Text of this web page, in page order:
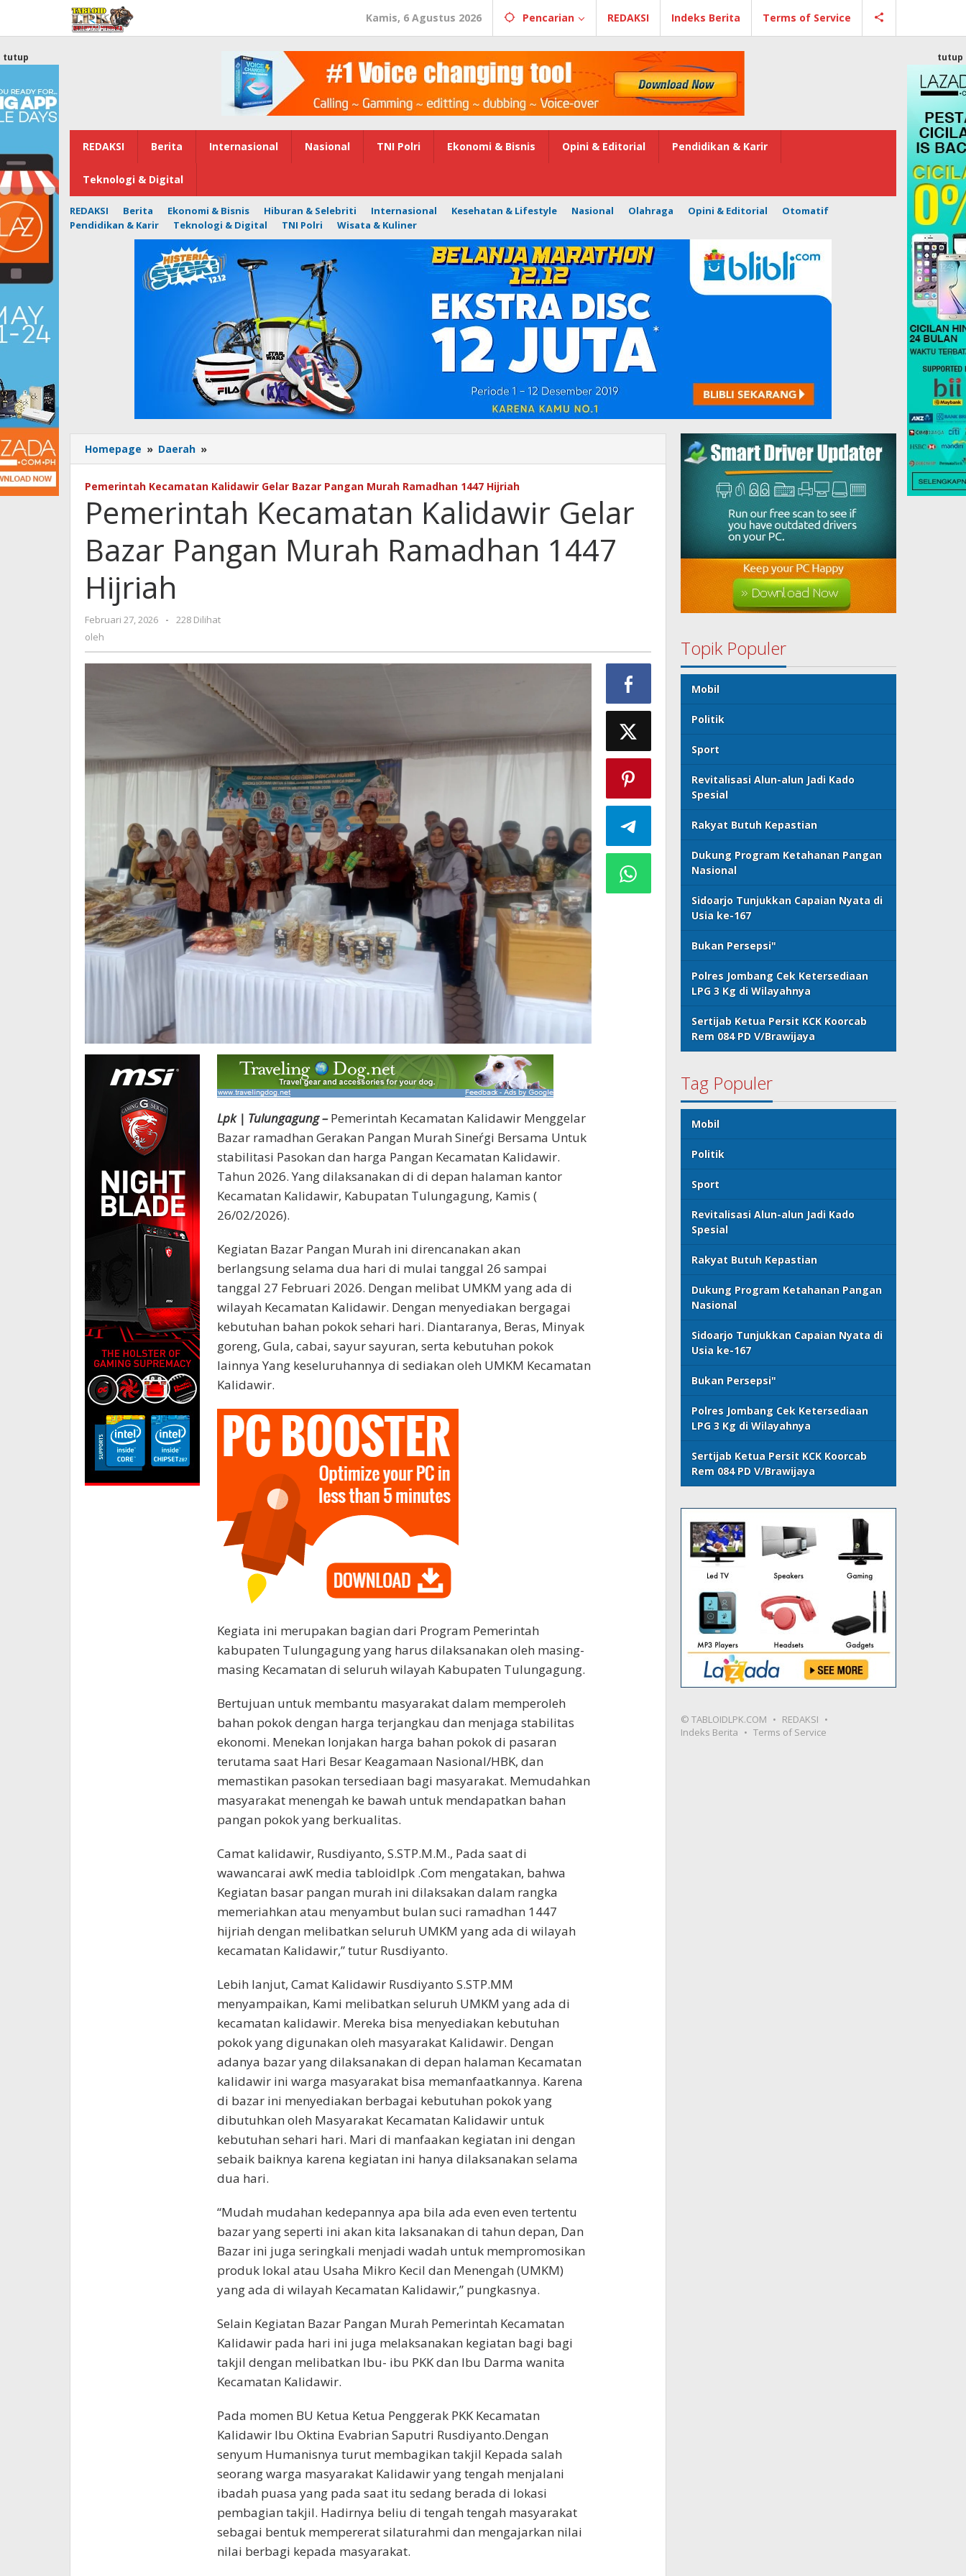
konten
Kamis, 6 Agustus 2026 Pencarian REDAKSI Indeks Berita Terms of Service
REDAKSI Berita Internasional Nasional TNI Polri Ekonomi & Bisnis Opini & Editorial Pendidikan & Karir
Teknologi & Digital
REDAKSI Berita Ekonomi & Bisnis Hiburan & Selebriti Internasional Kesehatan & Lifestyle Nasional Olahraga Opini & Editorial
Otomatif
Pendidikan & Karir
Teknologi & Digital TNI Polri Wisata & Kuliner
tutup tutup
Homepage » Daerah »
Kecamatan
Kalidawir
Gelar
Bazar
Pangan
Ramadhan
1447
Pemerintah Kecamatan Kalidawir Gelar Bazar Pangan Murah Ramadhan 1447 Hijriah
Pemerintah Kecamatan Kalidawir Gelar
Bazar Pangan Murah Ramadhan 1447
Hijriah
Februari 27, 2026 oleh
-
228 Dilihat
oleh
Lpk | Tulungagung – Pemerintah Kecamatan Kalidawir Menggelar
Bazar ramadhan Gerakan Pangan Murah Sineŕgi Bersama Untuk
stabilitasi Pasokan dan harga Pangan Kecamatan Kalidawir.
Tahun 2026. Yang dilaksanakan di di depan halaman kantor
Kecamatan Kalidawir, Kabupatan Tulungagung, Kamis (
26/02/2026).
Kegiatan Bazar Pangan Murah ini direncanakan akan
berlangsung selama dua hari di mulai tanggal 26 sampai
tanggal 27 Februari 2026. Dengan melibat UMKM yang ada di
wilayah Kecamatan Kalidawir. Dengan menyediakan bergagai
kebutuhan bahan pokok sehari hari. Diantaranya, Beras, Minyak
goreng, Gula, cabai, sayur sayuran, serta kebutuhan pokok
lainnya Yang keseluruhannya di sediakan oleh UMKM Kecamatan
Kalidawir.
Kegiata ini merupakan bagian dari Program Pemerintah
kabupaten Tulungagung yang harus dilaksanakan oleh masing-
masing Kecamatan di seluruh wilayah Kabupaten Tulungagung.
Bertujuan untuk membantu masyarakat dalam memperoleh
bahan pokok dengan harga terjangkau dan menjaga stabilitas
ekonomi. Menekan lonjakan harga bahan pokok di pasaran
terutama saat Hari Besar Keagamaan Nasional/HBK, dan
memastikan pasokan tersediaan bagi masyarakat. Memudahkan
masyarakat menengah ke bawah untuk mendapatkan bahan
pangan pokok yang berkualitas.
Camat kalidawir, Rusdiyanto, S.STP.M.M., Pada saat di
wawancarai awK media tabloidlpk .Com mengatakan, bahwa
Kegiatan basar pangan murah ini dilaksakan dalam rangka
memeriahkan atau menyambut bulan suci ramadhan 1447
hijriah dengan melibatkan seluruh UMKM yang ada di wilayah
kecamatan Kalidawir,” tutur Rusdiyanto.
Lebih lanjut, Camat Kalidawir Rusdiyanto S.STP.MM
menyampaikan, Kami melibatkan seluruh UMKM yang ada di
kecamatan kalidawir. Mereka bisa menyediakan kebutuhan
pokok yang digunakan oleh masyarakat Kalidawir. Dengan
adanya bazar yang dilaksanakan di depan halaman Kecamatan
kalidawir ini warga masyarakat bisa memanfaatkannya. Karena
di bazar ini menyediakan berbagai kebutuhan pokok yang
dibutuhkan oleh Masyarakat Kecamatan Kalidawir untuk
kebutuhan sehari hari. Mari di manfaakan kegiatan ini dengan
sebaik baiknya karena kegiatan ini hanya dilaksanakan selama
dua hari.
“Mudah mudahan kedepannya apa bila ada even even tertentu
bazar yang seperti ini akan kita laksanakan di tahun depan, Dan
Bazar ini juga seringkali menjadi wadah untuk mempromosikan
produk lokal atau Usaha Mikro Kecil dan Menengah (UMKM)
yang ada di wilayah Kecamatan Kalidawir,” pungkasnya.
Selain Kegiatan Bazar Pangan Murah Pemerintah Kecamatan
Kalidawir pada hari ini juga melaksanakan kegiatan bagi bagi
takjil dengan melibatkan Ibu- ibu PKK dan Ibu Darma wanita
Kecamatan Kalidawir.
Pada momen BU Ketua Ketua Penggerak PKK Kecamatan
Kalidawir Ibu Oktina Evabrian Saputri Rusdiyanto.Dengan
senyum Humanisnya turut membagikan takjil Kepada salah
seorang warga masyarakat Kalidawir yang tengah menjalani
ibadah puasa yang pada saat itu sedang berada di lokasi
pembagian takjil. Hadirnya beliu di tengah tengah masyarakat
sebagai bentuk mempererat silaturahmi dan mengajarkan nilai
nilai berbagi kepada masyarakat.
Topik Populer
Mobil
Politik
Sport
Revitalisasi Alun-alun Jadi Kado
Spesial
Rakyat Butuh Kepastian
Dukung Program Ketahanan Pangan
Nasional
Sidoarjo Tunjukkan Capaian Nyata di
Usia ke-167
Bukan Persepsi"
Polres Jombang Cek Ketersediaan
LPG 3 Kg di Wilayahnya
Sertijab Ketua Persit KCK Koorcab
Rem 084 PD V/Brawijaya
Tag Populer
Mobil
Politik
Sport
Revitalisasi Alun-alun Jadi Kado
Spesial
Rakyat Butuh Kepastian
Dukung Program Ketahanan Pangan
Nasional
Sidoarjo Tunjukkan Capaian Nyata di
Usia ke-167
Bukan Persepsi"
Polres Jombang Cek Ketersediaan
LPG 3 Kg di Wilayahnya
Sertijab Ketua Persit KCK Koorcab
Rem 084 PD V/Brawijaya
© TABLOIDLPK.COM
REDAKSI
Indeks Berita
Terms of Service